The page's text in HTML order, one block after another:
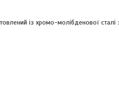
із хромо-молібденової